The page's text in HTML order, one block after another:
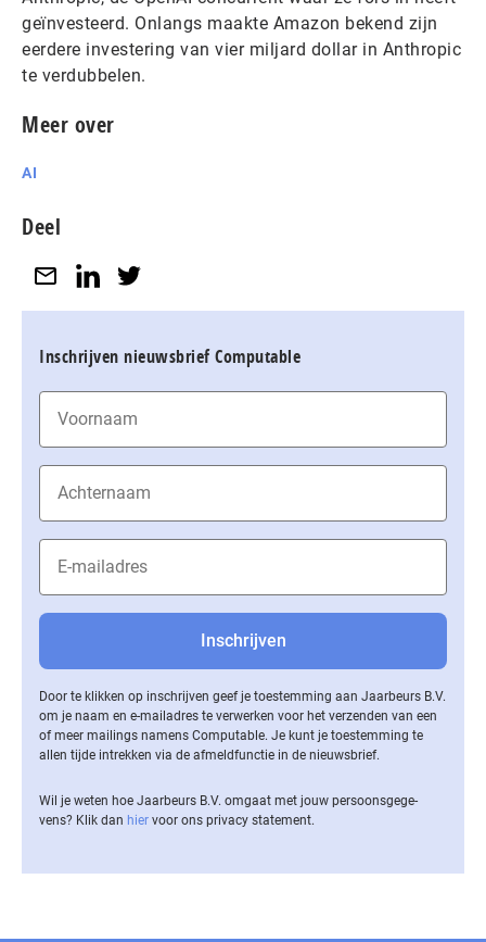
geïnvesteerd. Onlangs maakte Amazon bekend zijn
eerdere investering van vier miljard dollar in Anthropic
te verdubbelen.
Meer over
AI
Deel
Inschrijven nieuwsbrief Computable
Door te klikken op inschrijven geef je toestemming aan Jaarbeurs B.V.
om je naam en e-mailadres te verwerken voor het verzenden van een
of meer mailings namens Computable. Je kunt je toestemming te
allen tijde intrekken via de af­meld­func­tie in de nieuwsbrief.
Wil je weten hoe Jaarbeurs B.V. omgaat met jouw per­soons­ge­ge­
vens? Klik dan hier voor ons privacy statement.